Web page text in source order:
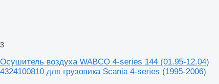
3
Осушитель воздуха WABCO 4-series 144 (01.95-12.04)
4324100810 для грузовика Scania 4-series (1995-2006)